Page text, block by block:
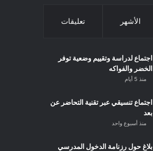
الأشهر تعليقات
اجتماع لدراسة وتقييم وضعية توفر
الخضر والفواكه
منذ 5 أيام
اجتماع تنسيقي عبر تقنية التحاضر عن
بعد
منذ أسبوع واحد
بلاغ حول رزنامة الدخول المدرسي